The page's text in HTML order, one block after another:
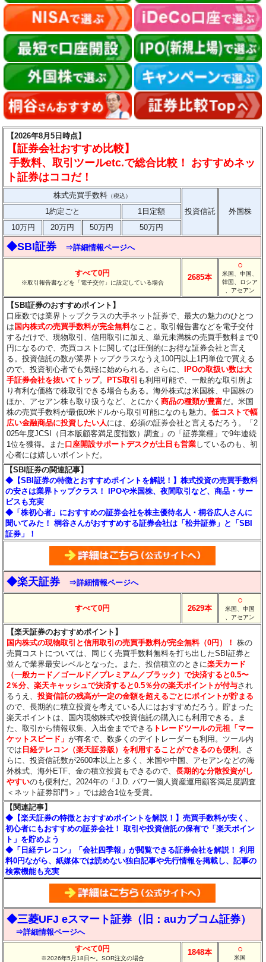
【2026年8月5日時点】
【証券会社おすすめ比較】
手数料、取引ツールetc.で総合比較！ おすすめネッ
ト証券はココだ！
株式売買手数料 （税込）
投資信託 外国株
1約定ごと
1日定額
10万円
20万円 50万円 50万円
◆SBI証券 ⇒詳細情報ページへ
すべて0円
※取引報告書などを「電子交付」に設定している場合
2685本
○
米国、中国、
韓国、ロシア
、アセアン
【SBI証券のおすすめポイント】
口座数では業界トップクラスの大手ネット証券で、最大の魅力のひとつ
は 国内株式の売買手数料が完全無料なこと。取引報告書などを電子交付
するだけで、現物取引、信用取引に加え、単元未満株の売買手数料まで0
円になるので、売買コストに関しては圧倒的にお得な証券会社と言え
る。投資信託の数が業界トップクラスなうえ100円以上1円単位で買える
ので、投資初心者でも気軽に始められる。さらに、
IPOの取扱い数は大
手証券会社を抜いてトップ。 PTS取引 も利用可能で、一般的な取引所よ
り有利な価格で株取引できる場合もある。海外株式は米国株、中国株の
ほか、アセアン株も取り扱うなど、とにかく商品の種類が豊富だ。米国
株の売買手数料が最低0米ドルから取引可能になのも魅力。低コストで幅
広い金融商品に投資したい人には、必須の証券会社と言えるだろう。「2
025年度JCSI（日本版顧客満足度指数）調査」の「証券業種」で9年連続
1位を獲得。また口座開設サポートデスクが土日も営業しているのも、初
心者には嬉しいポイントだ。
【SBI証券の関連記事】
◆【SBI証券の特徴とおすすめポイントを解説！】株式投資の売買手数料
の安さは業界トップクラス！ IPOや米国株、夜間取引など、商品・サー
ビスも充実
◆「株初心者」におすすめの証券会社を株主優待名人・桐谷広人さんに
聞いてみた！ 桐谷さんがおすすめする証券会社は「松井証券」と「SBI
証券」！
◆楽天証券 ⇒詳細情報ページへ
すべて0円 2629本
○
米国、中国
、アセアン
【楽天証券のおすすめポイント】
国内株式の現物取引と信用取引の売買手数料が完全無料（0円）！ 株の
売買コストについては、同じく売買手数料無料を打ち出したSBI証券と
並んで業界最安レベルとなった。また、投信積立のときに楽天カード
（一般カード／ゴールド／プレミアム／ブラック）で決済すると0.5〜
2％分、楽天キャッシュで決済すると0.5％分の楽天ポイントが付与され
るうえ、投資信託の残高が一定の金額を超えるごとにポイントが貯まる
ので、長期的に積立投資を考えている人にはおすすめだろう。貯まった
楽天ポイントは、国内現物株式や投資信託の購入にも利用できる。ま
た、取引から情報収集、入出金までできる トレードツールの元祖「マー
ケットスピード」が有名で、数多くのデイトレーダーも利用。ツール内
では 日経テレコン（楽天証券版）を利用することができるのも便利 。さ
らに、投資信託数が2600本以上と多く、米国や中国、アセアンなどの海
外株式、海外ETF、金の積立投資もできるので、長期的な分散投資がし
やすいのも便利だ。2024年の「J.D. パワー個人資産運用顧客満足度調査
＜ネット証券部門＞」では総合1位を受賞。
【関連記事】
◆【楽天証券の特徴とおすすめポイントを解説！】売買手数料が安く、
初心者にもおすすめの証券会社！ 取引や投資信託の保有で「楽天ポイン
ト」を貯めよう
◆「日経テレコン」「会社四季報」が閲覧できる証券会社を解説！ 利用
料0円ながら、紙媒体では読めない独自記事や先行情報を掲載し、記事の
検索機能も充実
◆三菱UFJ eスマート証券（旧：auカブコム証券）
⇒詳細情報ページへ
すべて0円
※2026年5月18日〜。SOR注文の場合
1848本 ○
米国